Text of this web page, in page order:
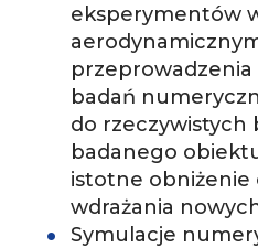
eksperymentów
przeprowadzenia
badań
do rzeczywistych
badanego
istotne obniżenie
wdrażania
Symulacje